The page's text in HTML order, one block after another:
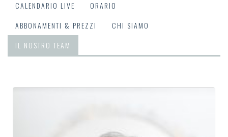
CALENDARIO LIVE
ORARIO
ABBONAMENTI & PREZZI
CHI SIAMO
IL NOSTRO TEAM